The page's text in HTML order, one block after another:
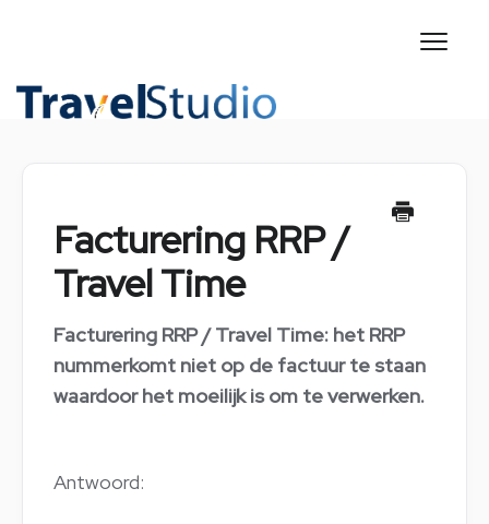
Facturering RRP /
Travel Time
Facturering RRP / Travel Time: het RRP
nummerkomt niet op de factuur te staan
waardoor het moeilijk is om te verwerken.
Antwoord: